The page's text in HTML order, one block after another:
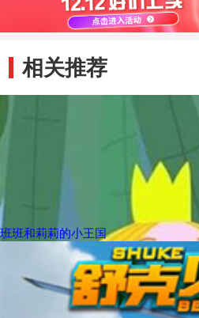
相关推荐
班班和莉莉的小王国